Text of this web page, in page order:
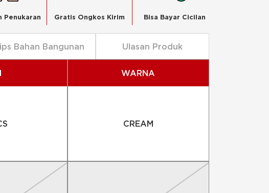
Penukaran Gratis Ongkos Kirim Bisa Bayar Cicilan
Bahan Bangunan Ulasan Produk
WARNA
CREAM